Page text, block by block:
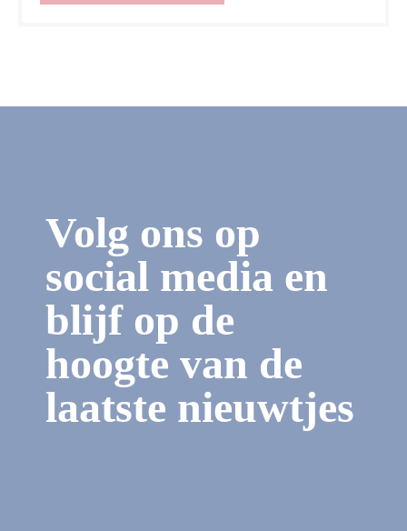
Volg ons op
social media en
blijf op de
hoogte van de
laatste nieuwtjes